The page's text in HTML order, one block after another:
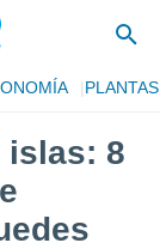
PLANTAS
islas: 8